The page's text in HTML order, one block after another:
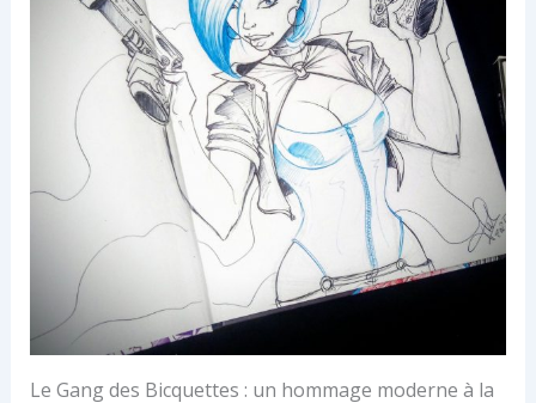
Le Gang des Bicquettes : un hommage moderne à la